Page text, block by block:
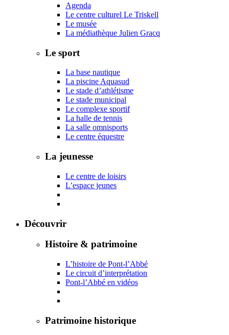
Agenda
Le centre culturel Le Triskell
Le musée
La médiathèque Julien Gracq
Le sport
La base nautique
La piscine Aquasud
Le stade d’athlétisme
Le stade municipal
Le complexe sportif
La halle de tennis
La salle omnisports
Le centre équestre
La jeunesse
Le centre de loisirs
L’espace jeunes
Découvrir
Histoire & patrimoine
L’histoire de Pont-l’Abbé
Le circuit d’interprétation
Pont-l’Abbé en vidéos
Patrimoine historique